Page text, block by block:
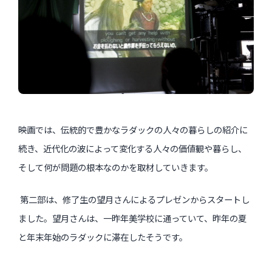
映画では、伝統的で豊かなラダックの人々の暮らしの紹介に
続き、近代化の波によって変化する人々の価値観や暮らし、
そして何が問題の根本なのかを取材していきます。
第二部は、修了生の望月さんによるプレゼンからスタートし
ました。望月さんは、一昨年美学校に通っていて、昨年の夏
と年末年始のラダックに滞在したそうです。